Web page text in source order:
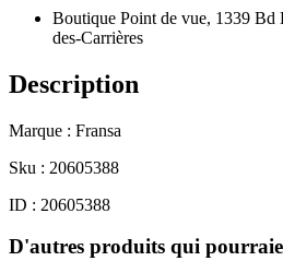
Boutique Point de vue, 1339 Bd
des-Carrières
Description
Marque : Fransa
Sku : 20605388
ID : 20605388
D'autres produits qui